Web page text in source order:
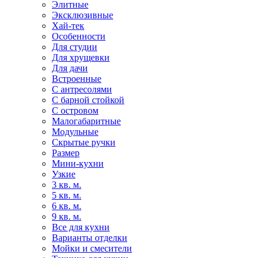
Элитные
Эксклюзивные
Хай-тек
Особенности
Для студии
Для хрущевки
Для дачи
Встроенные
С антресолями
С барной стойкой
С островом
Малогабаритные
Модульные
Скрытые ручки
Размер
Мини-кухни
Узкие
3 кв. м.
5 кв. м.
6 кв. м.
9 кв. м.
Все для кухни
Варианты отделки
Мойки и смесители